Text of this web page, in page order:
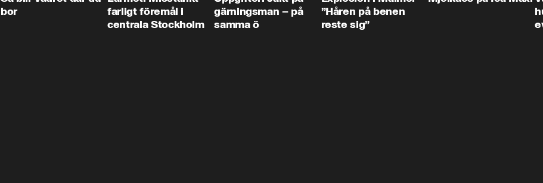
bor
farligt föremål i
centrala Stockholm
gärningsman – på
samma ö
”Håren på benen
reste sig”